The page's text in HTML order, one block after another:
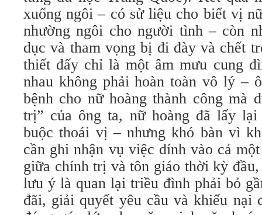
xuống ngôi – có sử liệu cho biết vị
nhường ngôi cho người tình – còn
dục và tham vọng bị đi đày và chết
thiết đấy chỉ là một âm mưu cung
nhau không phải hoàn toàn vô lý –
bệnh cho nữ hoàng thành công mà
trị” của ông ta, nữ hoàng đã lấy
buộc thoái vị – nhưng khó bàn vì
cần ghi nhận vụ việc dính vào cả
giữa chính trị và tôn giáo thời kỳ
lưu ý là quan lại triều đình phải bỏ
đãi, giải quyết yêu cầu và khiếu nại